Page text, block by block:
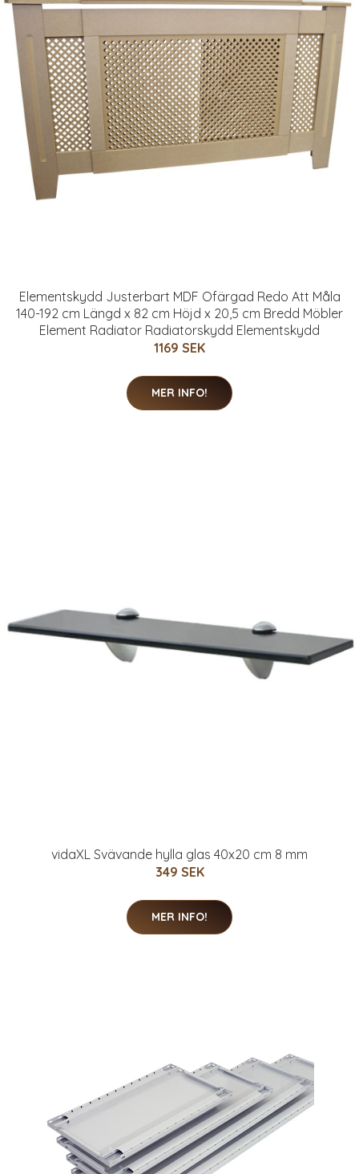
Elementskydd Justerbart MDF Ofärgad Redo Att Måla
140-192 cm Längd x 82 cm Höjd x 20,5 cm Bredd Möbler
Element Radiator Radiatorskydd Elementskydd
1169 SEK
MER INFO!
vidaXL Svävande hylla glas 40x20 cm 8 mm
349 SEK
MER INFO!